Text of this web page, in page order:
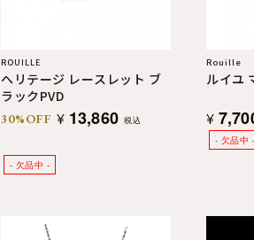
ROUILLE
ヘリテージ レースレット ブ
ラックPVD
30%OFF ¥ 13,860 税込
Rouille
ルイユ
¥